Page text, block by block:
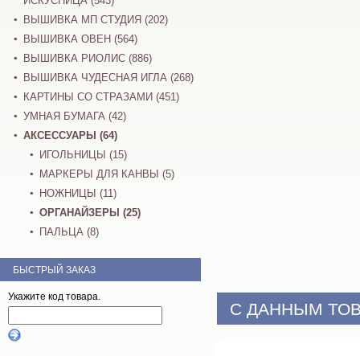
С ДАННЫМ
ВЫШИВКА МП СТУДИЯ (202)
ВЫШИВКА ОВЕН (564)
ВЫШИВКА РИОЛИС (886)
ВЫШИВКА ЧУДЕСНАЯ ИГЛА (268)
КАРТИНЫ СО СТРАЗАМИ (451)
УМНАЯ БУМАГА (42)
АКСЕССУАРЫ (64)
ИГОЛЬНИЦЫ (15)
МАРКЕРЫ ДЛЯ КАНВЫ (5)
НОЖНИЦЫ (11)
ОРГАНАЙЗЕРЫ (25)
ПАЛЬЦА (8)
БЫСТРЫЙ ЗАКАЗ
Укажите код товара.